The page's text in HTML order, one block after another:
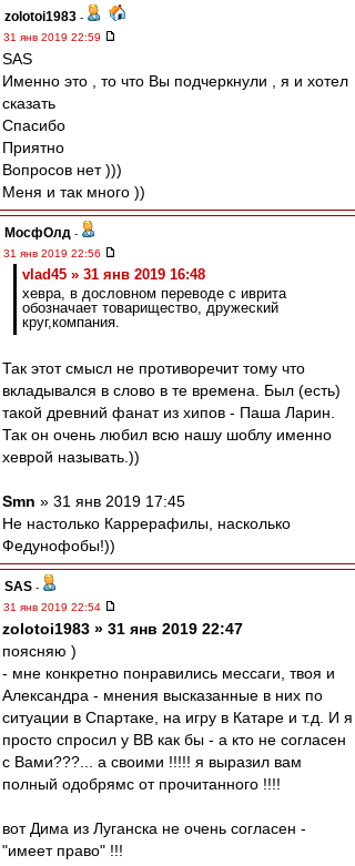
zolotoi1983 -
31 янв 2019 22:59
SAS
Именно это , то что Вы подчеркнули , я и хотел
сказать
Спасибо
Приятно
Вопросов нет )))
Меня и так много ))
МосфОлд -
31 янв 2019 22:56
vlad45 » 31 янв 2019 16:48
хевра, в дословном переводе с иврита
обозначает товарищество, дружеский
круг,компания.
Так этот смысл не противоречит тому что
вкладывался в слово в те времена. Был (есть)
такой древний фанат из хипов - Паша Ларин.
Так он очень любил всю нашу шоблу именно
хеврой называть.))
Smn » 31 янв 2019 17:45
Не настолько Каррерафилы, насколько
Федунофобы!))
SAS -
31 янв 2019 22:54
zolotoi1983 » 31 янв 2019 22:47
поясняю )
- мне конкретно понравились мессаги, твоя и
Александра - мнения высказанные в них по
ситуации в Спартаке, на игру в Катаре и т.д. И я
просто спросил у ВВ как бы - а кто не согласен
с Вами???... а своими !!!!! я выразил вам
полный одобрямс от прочитанного !!!!
вот Дима из Луганска не очень согласен -
"имеет право" !!!